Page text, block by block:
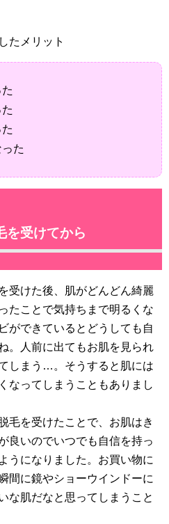
たメリット
た
を受けてから
受けた後、肌がどんどん綺麗
たことで気持ちまで明るくな
ができているとどうしても自
。人前に出てもお肌を見られ
しまう…。そうすると肌には
なってしまうこともありまし
毛を受けたことで、お肌はき
良いのでいつでも自信を持っ
うになりました。お買い物に
間に鏡やショーウインドーに
な肌だなと思ってしまうこと